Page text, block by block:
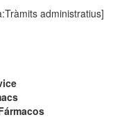
administratius]